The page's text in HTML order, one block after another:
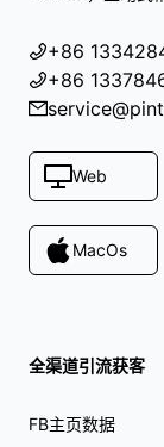
+86
+86
Web
MacOs
全渠道引流获客
FB主页数据